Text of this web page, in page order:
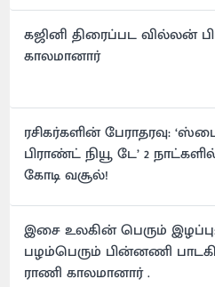
கஜினி திரைப்பட வில்லன்
காலமானார்
ரசிகர்களின் பேராதரவு:
பிராண்ட் நியூ டே’ 2
கோடி வசூல்!
இசை உலகின் பெரும்
பழம்பெரும் பின்னணி
ராணி காலமானார் .